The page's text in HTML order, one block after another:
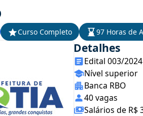
Curso Completo 97 Horas de
Detalhes
Edital 003/2024
Nível superior
Banca RBO
40 vagas
Salários de R$